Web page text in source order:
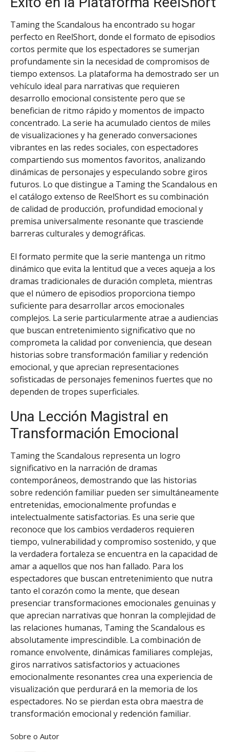
Taming the Scandalous ha encontrado su hogar
perfecto en ReelShort, donde el formato de episodios
cortos permite que los espectadores se sumerjan
profundamente sin la necesidad de compromisos de
tiempo extensos. La plataforma ha demostrado ser un
vehículo ideal para narrativas que requieren
desarrollo emocional consistente pero que se
benefician de ritmo rápido y momentos de impacto
concentrado. La serie ha acumulado cientos de miles
de visualizaciones y ha generado conversaciones
vibrantes en las redes sociales, con espectadores
compartiendo sus momentos favoritos, analizando
dinámicas de personajes y especulando sobre giros
futuros. Lo que distingue a Taming the Scandalous en
el catálogo extenso de ReelShort es su combinación
de calidad de producción, profundidad emocional y
premisa universalmente resonante que trasciende
barreras culturales y demográficas.
El formato permite que la serie mantenga un ritmo
dinámico que evita la lentitud que a veces aqueja a los
dramas tradicionales de duración completa, mientras
que el número de episodios proporciona tiempo
suficiente para desarrollar arcos emocionales
complejos. La serie particularmente atrae a audiencias
que buscan entretenimiento significativo que no
comprometa la calidad por conveniencia, que desean
historias sobre transformación familiar y redención
emocional, y que aprecian representaciones
sofisticadas de personajes femeninos fuertes que no
dependen de tropes superficiales.
Una Lección Magistral en
Transformación Emocional
Taming the Scandalous representa un logro
significativo en la narración de dramas
contemporáneos, demostrando que las historias
sobre redención familiar pueden ser simultáneamente
entretenidas, emocionalmente profundas e
intelectualmente satisfactorias. Es una serie que
reconoce que los cambios verdaderos requieren
tiempo, vulnerabilidad y compromiso sostenido, y que
la verdadera fortaleza se encuentra en la capacidad de
amar a aquellos que nos han fallado. Para los
espectadores que buscan entretenimiento que nutra
tanto el corazón como la mente, que desean
presenciar transformaciones emocionales genuinas y
que aprecian narrativas que honran la complejidad de
las relaciones humanas, Taming the Scandalous es
absolutamente imprescindible. La combinación de
romance envolvente, dinámicas familiares complejas,
giros narrativos satisfactorios y actuaciones
emocionalmente resonantes crea una experiencia de
visualización que perdurará en la memoria de los
espectadores. No se pierdan esta obra maestra de
transformación emocional y redención familiar.
Sobre o Autor